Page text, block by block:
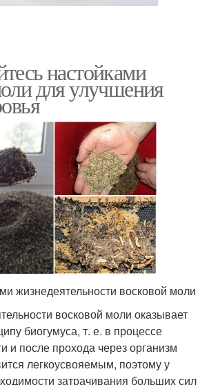
настойками
для улучшения
жизнедеятельности восковой моли
восковой моли оказывает
биогумуса, т. е. в процессе
и после прохода через организм
легкоусвояемым, поэтому у
затрачивания больших сил